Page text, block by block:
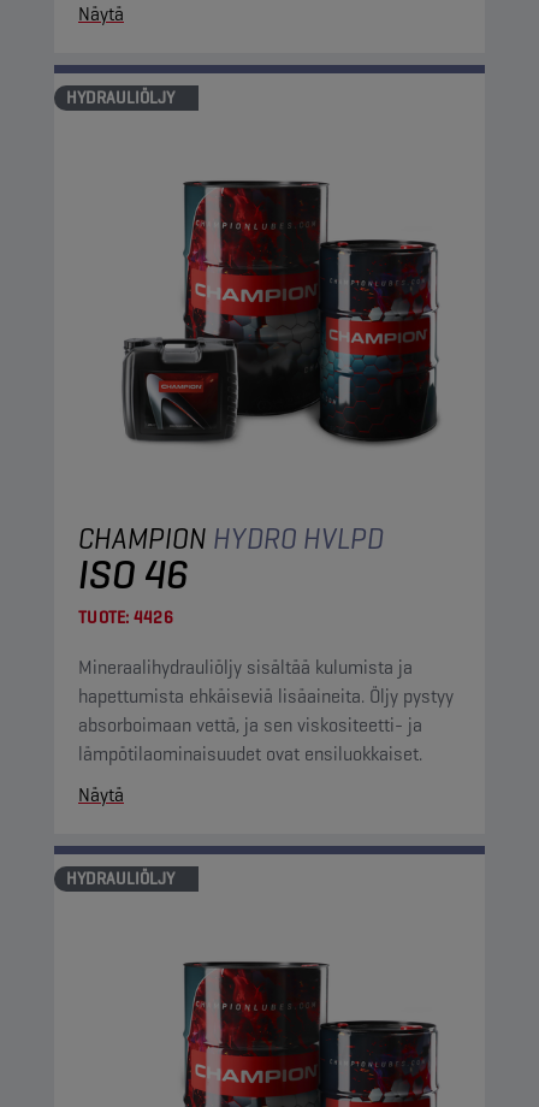
Näytä
HYDRAULIÖLJY
CHAMPION HYDRO HVLPD
ISO 46
TUOTE: 4426
Mineraalihydrauliöljy sisältää kulumista ja
hapettumista ehkäiseviä lisäaineita. Öljy pystyy
absorboimaan vettä, ja sen viskositeetti- ja
lämpötilaominaisuudet ovat ensiluokkaiset.
Näytä
HYDRAULIÖLJY